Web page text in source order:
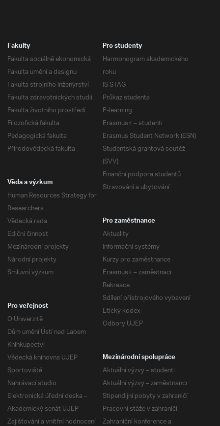
Fakulty
Fakulta sociálně ekonomická
Fakulta umění a designu
Fakulta strojního inženýrství
Fakulta zdravotnických studií
Fakulta životního prostředí
Filozofická fakulta
Pedagogická fakulta
Přírodovědecká fakulta
Pro studenty
Harmonogram akademického
roku
IS STAG
Průkaz studenta
E-learning
Erasmus+ – studenti
Erasmus Student Network (ESN)
Studentská grantová soutěž
(SVV)
Finanční podpora studentů
Stravování a ubytování
Věda a výzkum
Human Resources Strategy for
Researchers
Vědecká rada
Ediční činnost
Mezinárodní projekty
Národní projekty
Smluvní výzkum
Pro zaměstnance
Aktuality
Informační systémy
Kurzy pro zaměstnance
Erasmus+ – zaměstnaci
Rekreace
Sdílení přístrojového vybavení
Etický kodex
Odbory UJEP
Pro veřejnost
O Univerzitě
Dům umění Ústí nad Labem
Knihkupectví
Vědecká knihovna UJEP
Sportoviště
Nahrávací studio
Elektronická úřední deska –
Akademický senát UJEP
Zajišťování a vnitřní hodnocení
Mezinárodní spolupráce
Aktuální výzvy – studenti
Aktuální výzvy – zaměstnanci
Stipendijní pobyty v zahraničí
Pracovní stáže v zahraničí
Zahraniční konference a